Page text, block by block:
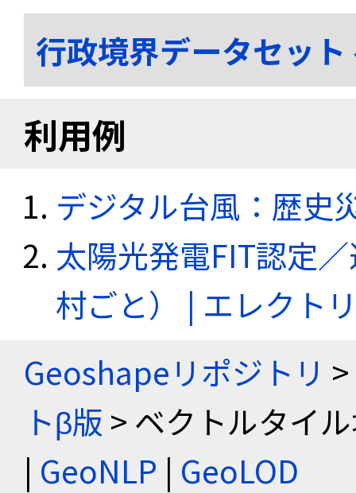
行政境界データセッ
利用例
デジタル台風：歴史
太陽光発電FIT認定
村ごと） | エレクト
Geoshapeリポジトリ >
トβ版 > ベクトルタイ
| GeoNLP | GeoLOD